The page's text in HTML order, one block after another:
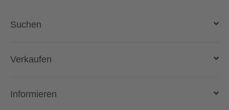
Suchen
Auto kaufen
Auto online kaufen
Verkaufen
Auto verkaufen
Informieren